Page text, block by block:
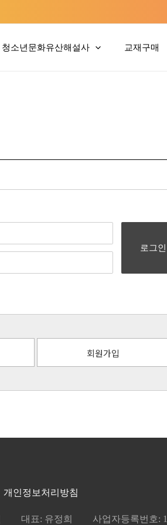
청소년문화유산해설사 교재구매
로그인
회원가입
개인정보처리방침
대표: 유정희 사업자등록번호: